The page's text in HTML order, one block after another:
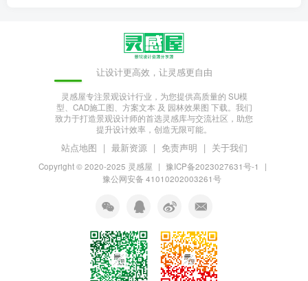
让设计更高效，让灵感更自由
灵感屋专注景观设计行业，为您提供高质量的 SU模
型、CAD施工图、方案文本 及 园林效果图 下载。我们
致力于打造景观设计师的首选灵感库与交流社区，助您
提升设计效率，创造无限可能。
站点地图 | 最新资源 | 免责声明 | 关于我们
Copyright © 2020-2025 灵感屋 | 豫ICP备2023027631号-1
|
豫公网安备 41010202003261号